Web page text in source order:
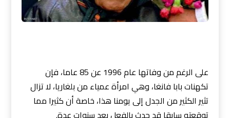
على الرغم من وفاتها عام 1996 عن 85 عاما، فإن
تكهنات بابا فانغا، وهي امرأة عمياء من بلغاريا، لا تزال
تثير الكثير من الجدل إلى يومنا هذا، خاصة أن كثيرا مما
توقعته سابقا قد حدث بالفعل بعد سنوات عدة.